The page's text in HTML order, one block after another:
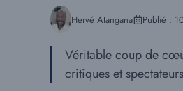
Hervé Atangana Publié :
Véritable coup de
critiques et